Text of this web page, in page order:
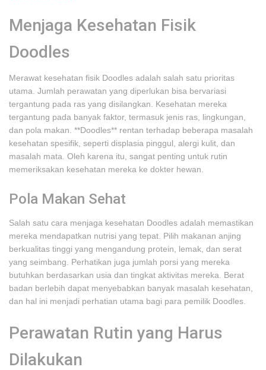
Menjaga Kesehatan Fisik
Doodles
Merawat kesehatan fisik Doodles adalah salah satu prioritas
utama. Jumlah perawatan yang diperlukan bisa bervariasi
tergantung pada ras yang disilangkan. Kesehatan mereka
tergantung pada banyak faktor, termasuk jenis ras, lingkungan,
dan pola makan. **Doodles** rentan terhadap beberapa masalah
kesehatan spesifik, seperti displasia pinggul, alergi kulit, dan
masalah mata. Oleh karena itu, sangat penting untuk rutin
memeriksakan kesehatan mereka ke dokter hewan.
Pola Makan Sehat
Salah satu cara menjaga kesehatan Doodles adalah memastikan
mereka mendapatkan nutrisi yang tepat. Pilih makanan anjing
berkualitas tinggi yang mengandung protein, lemak, dan serat
yang seimbang. Perhatikan juga jumlah porsi yang mereka
butuhkan berdasarkan usia dan tingkat aktivitas mereka. Berat
badan berlebih dapat menyebabkan banyak masalah kesehatan,
dan hal ini menjadi perhatian utama bagi para pemilik Doodles.
Perawatan Rutin yang Harus
Dilakukan